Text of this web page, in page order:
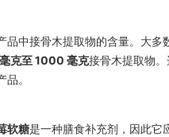
品中接骨木提取物的含量。大多
克至 1000 毫克接骨木提取物
。
软糖是一种膳食补充剂，因此它